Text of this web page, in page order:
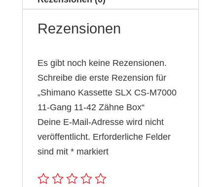
Rezensionen
Es gibt noch keine Rezensionen.
Schreibe die erste Rezension für
„Shimano Kassette SLX CS-M7000
11-Gang 11-42 Zähne Box“
Deine E-Mail-Adresse wird nicht
veröffentlicht. Erforderliche Felder
sind mit *markiert